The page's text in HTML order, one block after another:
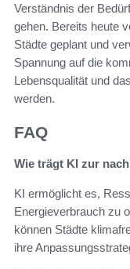
Verständnis der
gehen. Bereits heute
Städte geplant und
Spannung auf die
Lebensqualität und
werden.
FAQ
Wie trägt KI zur
KI ermöglicht es,
Energieverbrauch zu
können Städte
ihre